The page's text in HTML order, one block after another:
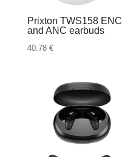
Prixton TWS158 ENC
and ANC earbuds
40.78 €